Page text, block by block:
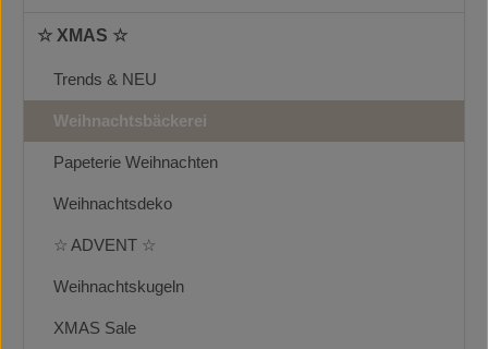
☆ XMAS ☆
Trends & NEU
Weihnachtsbäckerei
Papeterie Weihnachten
Weihnachtsdeko
☆ ADVENT ☆
Weihnachtskugeln
XMAS Sale